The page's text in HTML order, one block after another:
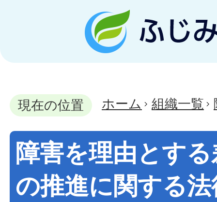
現在の位置 ホーム 組織一覧
障害を理由とす
の推進に関する